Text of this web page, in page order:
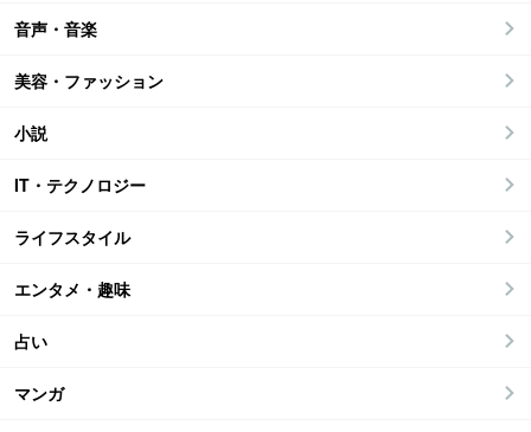
音声・音楽
美容・ファッション
小説
IT・テクノロジー
ライフスタイル
エンタメ・趣味
占い
マンガ